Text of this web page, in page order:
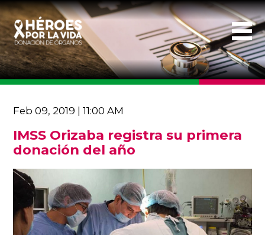
Feb 09, 2019 | 11:00 AM
IMSS Orizaba registra su primera
donación del año